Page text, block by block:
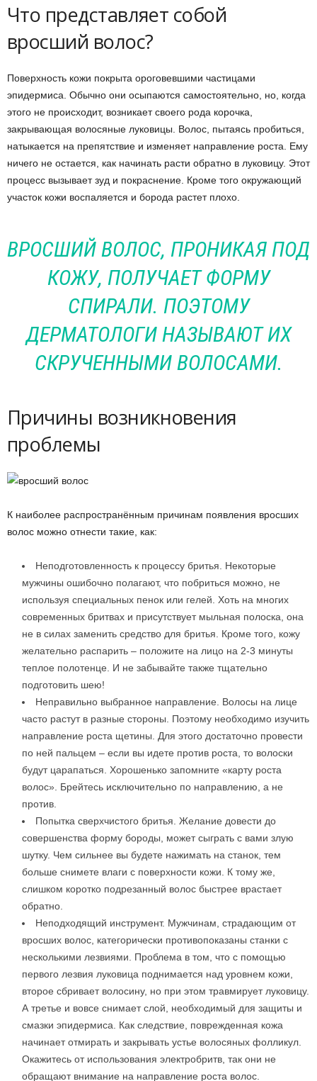
Что представляет собой
вросший волос?
Поверхность кожи покрыта ороговевшими частицами
эпидермиса. Обычно они осыпаются самостоятельно, но, когда
этого не происходит, возникает своего рода корочка,
закрывающая волосяные луковицы. Волос, пытаясь пробиться,
натыкается на препятствие и изменяет направление роста. Ему
ничего не остается, как начинать расти обратно в луковицу. Этот
процесс вызывает зуд и покраснение. Кроме того окружающий
участок кожи воспаляется и борода растет плохо.
ВРОСШИЙ ВОЛОС, ПРОНИКАЯ ПОД
КОЖУ, ПОЛУЧАЕТ ФОРМУ
СПИРАЛИ. ПОЭТОМУ
ДЕРМАТОЛОГИ НАЗЫВАЮТ ИХ
СКРУЧЕННЫМИ ВОЛОСАМИ.
Причины возникновения
проблемы
К наиболее распространённым причинам появления вросших
волос можно отнести такие, как:
Неподготовленность к процессу бритья. Некоторые
мужчины ошибочно полагают, что побриться можно, не
используя специальных пенок или гелей. Хоть на многих
современных бритвах и присутствует мыльная полоска, она
не в силах заменить средство для бритья. Кроме того, кожу
желательно распарить – положите на лицо на 2-3 минуты
теплое полотенце. И не забывайте также тщательно
подготовить шею!
Неправильно выбранное направление. Волосы на лице
часто растут в разные стороны. Поэтому необходимо изучить
направление роста щетины. Для этого достаточно провести
по ней пальцем – если вы идете против роста, то волоски
будут царапаться. Хорошенько запомните «карту роста
волос». Брейтесь исключительно по направлению, а не
против.
Попытка сверхчистого бритья. Желание довести до
совершенства форму бороды, может сыграть с вами злую
шутку. Чем сильнее вы будете нажимать на станок, тем
больше снимете влаги с поверхности кожи. К тому же,
слишком коротко подрезанный волос быстрее врастает
обратно.
Неподходящий инструмент. Мужчинам, страдающим от
вросших волос, категорически противопоказаны станки с
несколькими лезвиями. Проблема в том, что с помощью
первого лезвия луковица поднимается над уровнем кожи,
второе сбривает волосину, но при этом травмирует луковицу.
А третье и вовсе снимает слой, необходимый для защиты и
смазки эпидермиса. Как следствие, поврежденная кожа
начинает отмирать и закрывать устье волосяных фолликул.
Окажитесь от использования электробритв, так они не
обращают внимание на направление роста волос.